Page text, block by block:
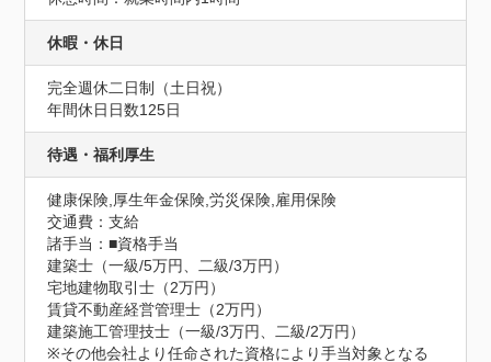
休暇・休日
完全週休二日制（土日祝）
年間休日日数125日
待遇・福利厚生
健康保険,厚生年金保険,労災保険,雇用保険
交通費：支給
諸手当：■資格手当
建築士（一級/5万円、二級/3万円）
宅地建物取引士（2万円）
賃貸不動産経営管理士（2万円）
建築施工管理技士（一級/3万円、二級/2万円）
※その他会社より任命された資格により手当対象となる